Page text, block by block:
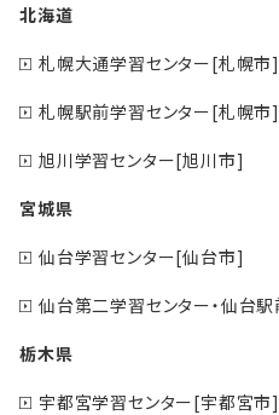
北海道
札幌大通学習センター[札幌市]
札幌駅前学習センター[札幌市]
旭川学習センター[旭川市]
宮城県
仙台学習センター[仙台市]
仙台第二学習センター・仙台
栃木県
宇都宮学習センター[宇都宮市]